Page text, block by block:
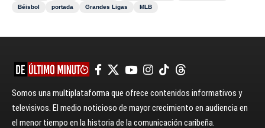
Béisbol
portada Grandes Ligas MLB
Somos una multiplataforma que ofrece contenidos informativos y
televisivos. El medio noticioso de mayor crecimiento en audiencia en
el menor tiempo en la historia de la comunicación caribeña.